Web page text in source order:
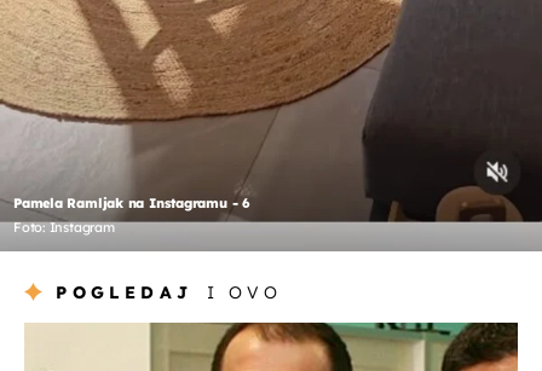
Pamela Ramljak na Instagramu - 6
Foto: Instagram
POGLEDAJ I OVO